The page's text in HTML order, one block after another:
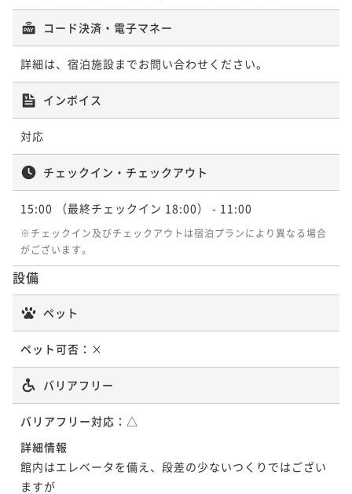
ポイントアップ
◆【ご家族のはじまり旅】おむつ付＜のんびり＞
二食付き 現地決済可
IN 16:00 - 19:00 OUT12:00
ポイントアップ
◆【のんびりプラン限定】チーズガーデンケーキセッ
ト12時
二食付き 現地決済可
ポイント即利用で最大7％OFF
ポイントアップ
◆【夕食グレードアップ】1日3組限定★≪特別会席≫
プラン＜２食付＞【のんびり】B＜IN16：00～OUT1
2：00＞
二食付き 現地決済可 事前決済可
¥74,580~
¥ 69,359 ~
コード決済・電子マネー
詳細は、宿泊施設までお問い合わせください。
インボイス
対応
チェックイン・チェックアウト
15:00 （最終チェックイン 18:00） - 11:00
※チェックイン及びチェックアウトは宿泊プランにより異なる場合
がございます。
設備
ペット
ペット可否： ×
バリアフリー
バリアフリー対応： △
詳細情報
館内はエレベータを備え、段差の少ないつくりではござい
ますが